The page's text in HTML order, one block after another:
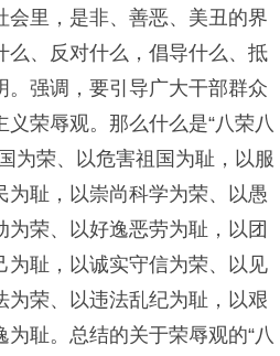
会里，是非、善恶、美丑的界
么、反对什么，倡导什么、抵
。强调，要引导广大干部群众
荣辱观。那么什么是“八荣八
为荣、以危害祖国为耻，以服
为耻，以崇尚科学为荣、以愚
为荣、以好逸恶劳为耻，以团
为耻，以诚实守信为荣、以见
为荣、以违法乱纪为耻，以艰
耻。总结的关于荣辱观的“八